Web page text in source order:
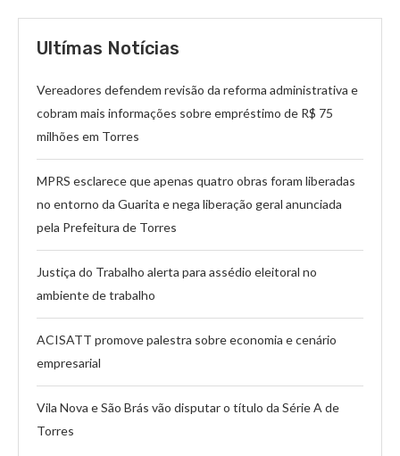
Ultímas Notícias
Vereadores defendem revisão da reforma administrativa e
cobram mais informações sobre empréstimo de R$ 75
milhões em Torres
MPRS esclarece que apenas quatro obras foram liberadas
no entorno da Guarita e nega liberação geral anunciada
pela Prefeitura de Torres
Justiça do Trabalho alerta para assédio eleitoral no
ambiente de trabalho
ACISATT promove palestra sobre economia e cenário
empresarial
Vila Nova e São Brás vão disputar o título da Série A de
Torres